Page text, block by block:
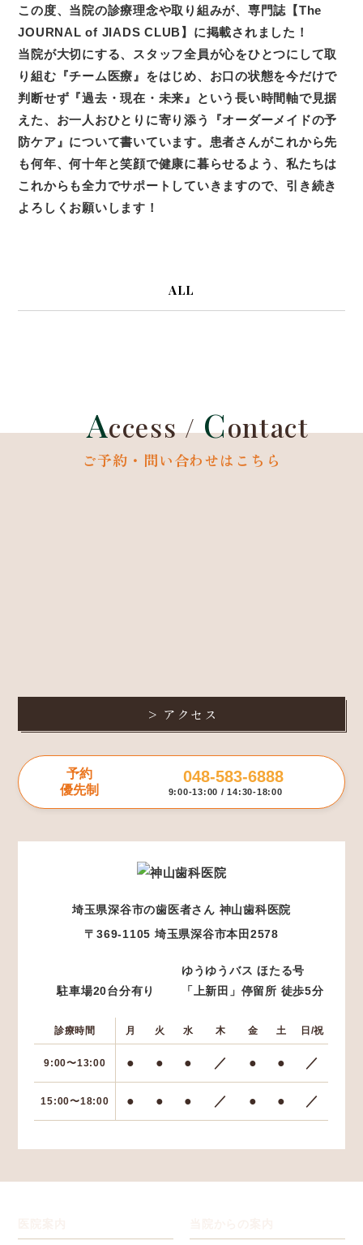
この度、当院の診療理念や取り組みが、専門誌【The
JOURNAL of JIADS CLUB】に掲載されました！
当院が大切にする、スタッフ全員が心をひとつにして取
り組む『チーム医療』をはじめ、お口の状態を今だけで
判断せず『過去・現在・未来』という長い時間軸で見据
えた、お一人おひとりに寄り添う『オーダーメイドの予
防ケア』について書いています。患者さんがこれから先
も何年、何十年と笑顔で健康に暮らせるよう、私たちは
これからも全力でサポートしていきますので、引き続き
よろしくお願いします！
ALL
Access /Contact
ご予約・問い合わせはこちら
アクセス
予約
優先制
048-583-6888
9:00-13:00 / 14:30-18:00
埼玉県深谷市の歯医者さん 神山歯科医院
〒369-1105 埼玉県深谷市本田2578
駐車場20台分有り
ゆうゆうバス ほたる号
「上新田」停留所 徒歩5分
診療時間 月 火 水 木 金 土 日/祝
9:00〜13:00 ● ● ● ／ ● ● ／
15:00〜18:00 ● ● ● ／ ● ● ／